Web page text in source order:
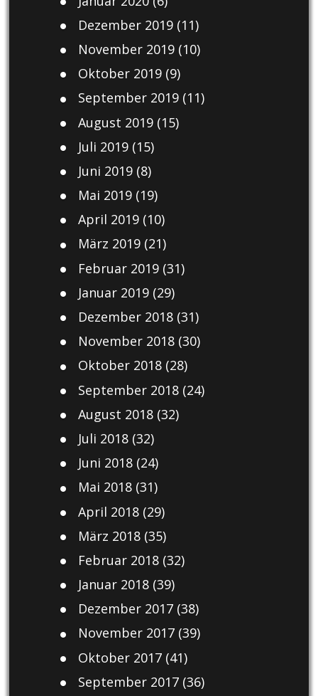
Dezember 2019(11)
November 2019(10)
Oktober 2019(9)
September 2019(11)
August 2019(15)
Juli 2019(15)
Juni 2019(8)
Mai 2019(19)
April 2019(10)
März 2019(21)
Februar 2019(31)
Januar 2019(29)
Dezember 2018(31)
November 2018(30)
Oktober 2018(28)
September 2018(24)
August 2018(32)
Juli 2018(32)
Juni 2018(24)
Mai 2018(31)
April 2018(29)
März 2018(35)
Februar 2018(32)
Januar 2018(39)
Dezember 2017(38)
November 2017(39)
Oktober 2017(41)
September 2017(36)